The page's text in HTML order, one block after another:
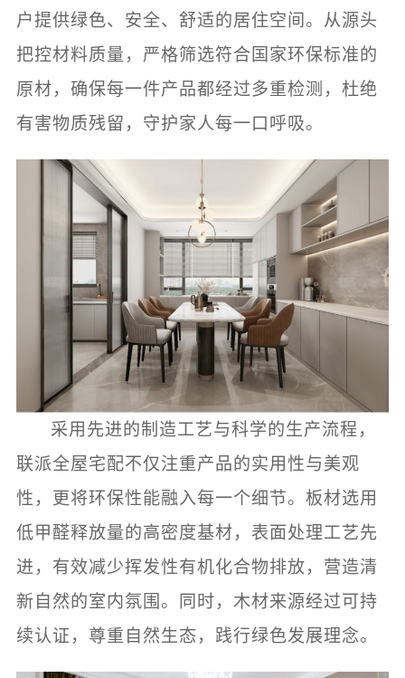
户提供绿色、安全、舒适的居住空间。从源头
把控材料质量，严格筛选符合国家环保标准的
原材，确保每一件产品都经过多重检测，杜绝
有害物质残留，守护家人每一口呼吸。
采用先进的制造工艺与科学的生产流程，
联派全屋宅配不仅注重产品的实用性与美观
性，更将环保性能融入每一个细节。板材选用
低甲醛释放量的高密度基材，表面处理工艺先
进，有效减少挥发性有机化合物排放，营造清
新自然的室内氛围。同时，木材来源经过可持
续认证，尊重自然生态，践行绿色发展理念。